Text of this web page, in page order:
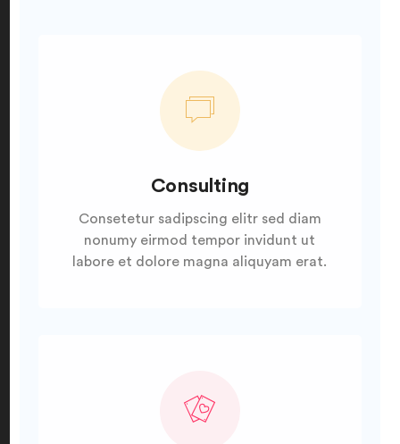
Consulting
Consetetur sadipscing elitr sed diam
nonumy eirmod tempor invidunt ut
labore et dolore magna aliquyam erat.